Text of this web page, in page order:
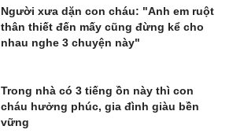
Người xưa dặn con cháu: "Anh em ruột
thân thiết đến mấy cũng đừng kể cho
nhau nghe 3 chuyện này"
Trong nhà có 3 tiếng ồn này thì con
cháu hưởng phúc, gia đình giàu bền
vững